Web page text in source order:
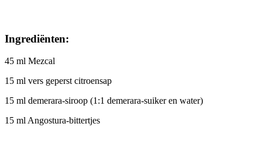
Ingrediënten:
45 ml Mezcal
15 ml vers geperst citroensap
15 ml demerara-siroop (1:1 demerara-suiker en water)
15 ml Angostura-bittertjes